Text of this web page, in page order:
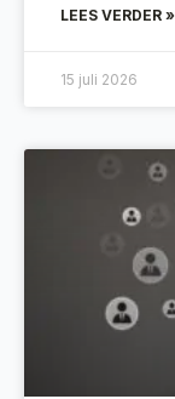
LEES VERDER »
15 juli 2026